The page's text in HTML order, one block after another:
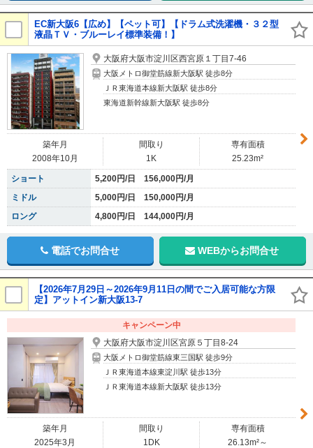
EC新大阪6【広め】【ペット可】【ドラム式洗濯機・３２型
液晶ＴＶ・ブルーレイ標準装備！】
大阪府大阪市淀川区西宮原１丁目7-46
大阪メトロ御堂筋線新大阪駅 徒歩8分
ＪＲ東海道本線新大阪駅 徒歩8分
東海道新幹線新大阪駅 徒歩8分
築年月
2008年10月
間取り
1K
専有面積
25.23m²
ショート
5,200円/日 156,000円/月
ミドル
5,000円/日 150,000円/月
ロング
4,800円/日 144,000円/月
電話でお問合せ WEBからお問合せ
【2026年7月29日～2026年9月11日の間でご入居可能な方限
定】アットイン新大阪13-7
キャンペーン中
大阪府大阪市淀川区宮原５丁目8-24
大阪メトロ御堂筋線東三国駅 徒歩9分
ＪＲ東海道本線東淀川駅 徒歩13分
ＪＲ東海道本線新大阪駅 徒歩13分
築年月
2025年3月
間取り
1DK
専有面積
26.13m²～